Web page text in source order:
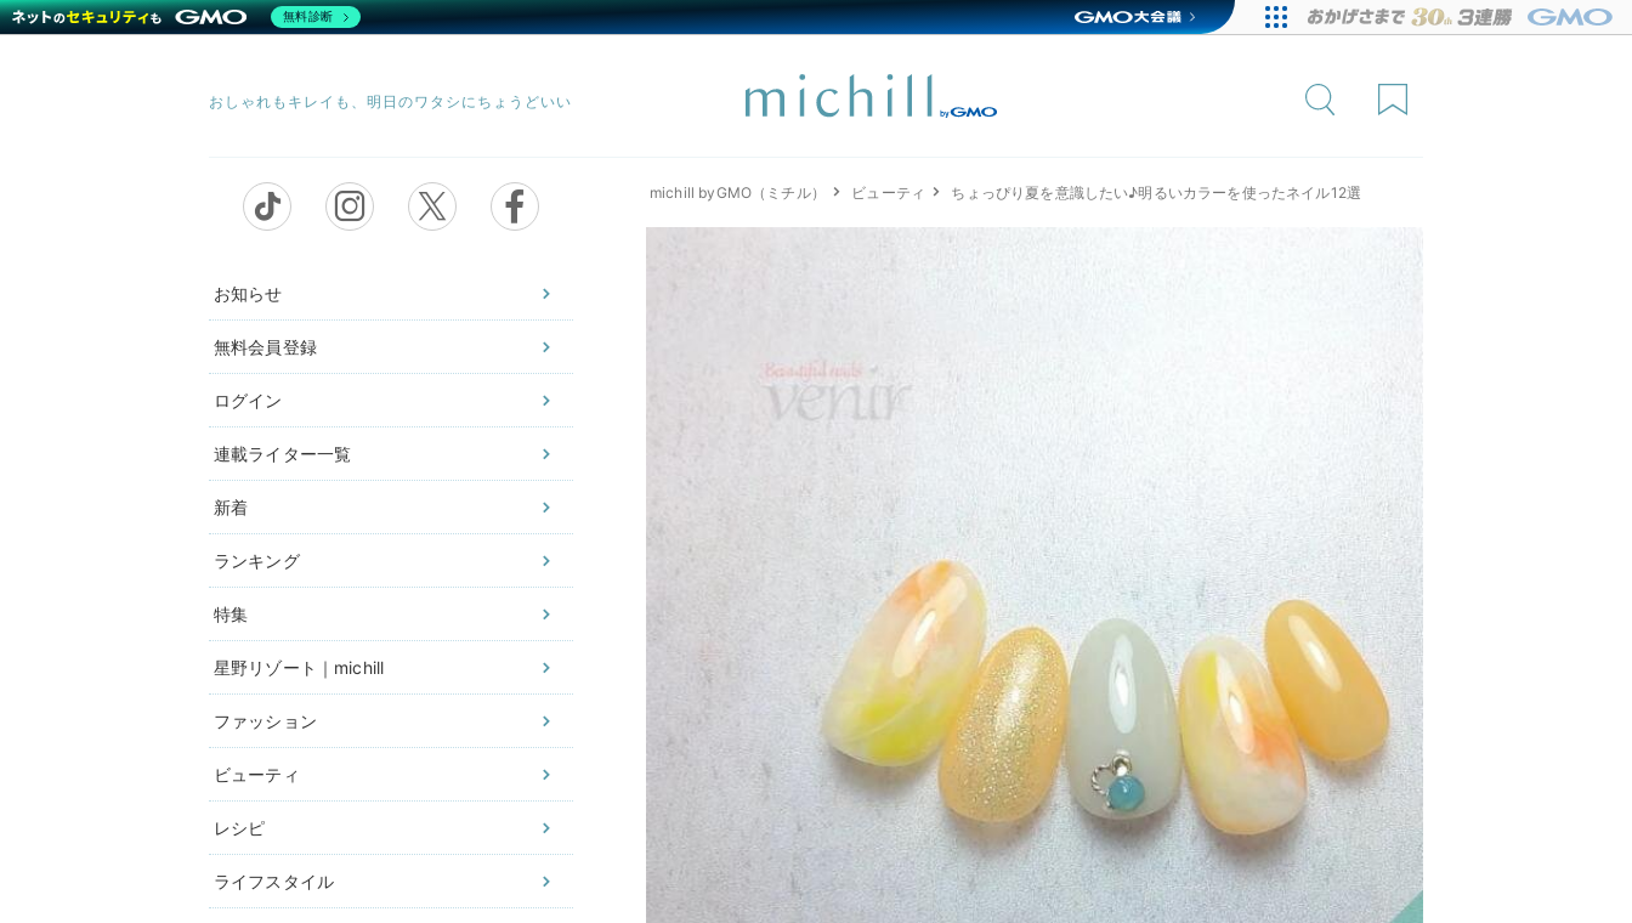
お知らせ
無料会員登録
ログイン
連載ライター一覧
新着
ランキング
特集
星野リゾート｜michill
ファッション
ビューティ
レシピ
ライフスタイル
michill byGMO（ミチル） ビューティ ちょっぴり夏を意識したい♪明るいカラーを使ったネイル12選
無料診断